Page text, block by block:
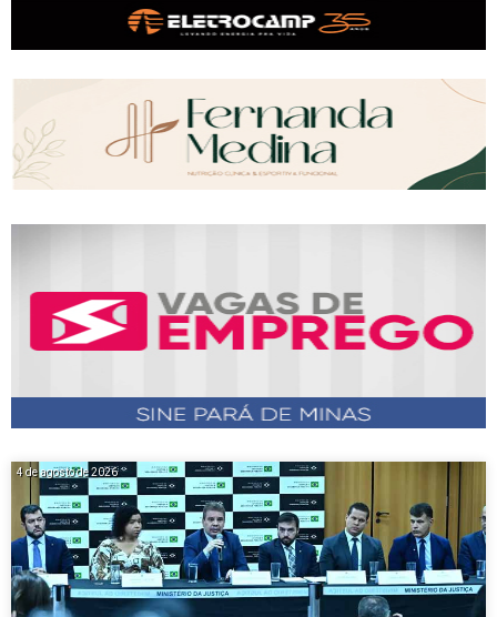
4 de agosto de 2026